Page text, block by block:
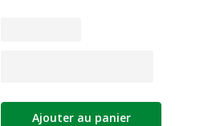
Ajouter au panier